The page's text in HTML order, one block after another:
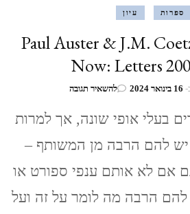
ספרות עיון
Paul Auster & J.M.
Now: Letters
16 בינואר 2024 להשאיר תגובהבנושא
Auster
J.M.
/
and
בעלי אופי שונה, אך למרות
יש להם הרבה מן המשותף –
אם לא אותם ענפי ספורט או
להם הרבה מה לומר על זה ועל